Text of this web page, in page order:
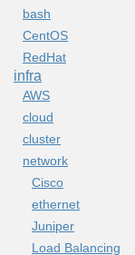
bash
CentOS
RedHat
infra
AWS
cloud
cluster
network
Cisco
ethernet
Juniper
Load Balancing